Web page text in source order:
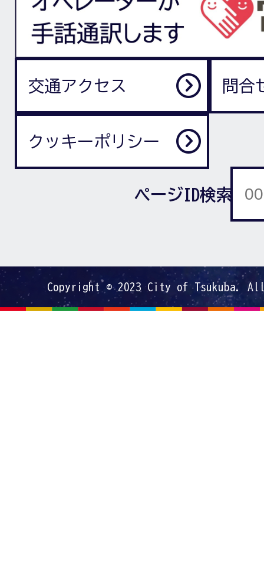
交通アクセス 問合
クッキーポリシー
ページID検索
Copyright © 2023 City of Tsukuba.